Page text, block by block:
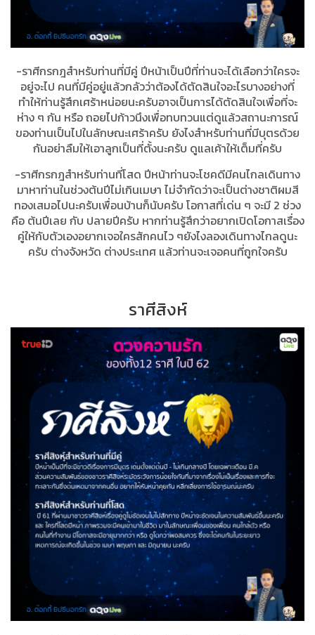
-ราศีกรกฎสำหรับท่านที่มีคู่ ปีหน้าเป็นปีที่ท่านจะได้เลือกว่าใครจะ
อยู่จะไป คนที่มีคู่อยู่แล้วกลัวว่าต้องได้ตัดสินใจอะไรบางอย่างที่
ทำให้ท่านรู้สึกเศร้าหน่อยนะครับอาจเป็นการได้ตัดสินใจเพื่อที่จะ
ห่าง ๆ กัน หรือ ถอยไปก้าวนึงเพื่อทบทวนแต่ดูแล้วสถานะการณ์
ของท่านเป็นไปในลักษณะเศร้าครับ ยังไงสำหรับท่านที่มีบุตรด้วย
กันอย่าลืมให้เอาลูกเป็นที่ตั้งนะครับ ดูแลเค้าให้เต็มที่ครับ
-ราศีกรกฎสำหรับท่านที่โสด ปีหน้าท่านจะโชคดีมีคนไกลเดินทาง
มาหาท่านในช่วงต้นปีไม่เกินเมษา ไม่จำกัดว่าจะเป็นต่างชาติผมสี
ทองเสมอไปนะครับเพื่อนบ้านก็นับครับ โอกาสที่เด่น ๆ จะมี 2 ช่วง
คือ ต้นปีเลย กับ ปลายปีครับ หากท่านรู้สึกว่าอยากเปิดโอกาสเรื่อง
คู่ให้กับตัวเองอยากเจอใครสักคนไว ๆยังไงลองเดินทางไกลดูนะ
ครับ ต่างจังหวัด ต่างประเทศ แล้วท่านจะเจอคนที่ถูกใจครับ
ราศีสิงห์